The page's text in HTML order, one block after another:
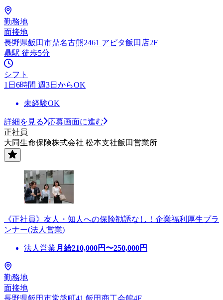
勤務地
面接地
長野県飯田市鼎名古熊2461 アピタ飯田店2F
鼎駅 徒歩5分
シフト
1日6時間 週3日からOK
未経験OK
詳細を見る
応募画面に進む
正社員
大同生命保険株式会社 松本支社飯田営業所
《正社員》友人・知人への保険勧誘なし！企業福利厚生プラ
ンナー(法人営業)
法人営業 月給210,000円〜250,000円
勤務地
面接地
長野県飯田市常盤町41 飯田商工会館4F